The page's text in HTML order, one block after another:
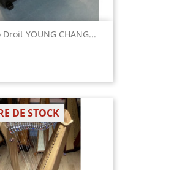
Droit YOUNG CHANG...
DE STOCK